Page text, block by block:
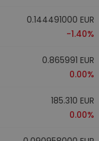
0.144491000 EUR
-1.40%
0.865991 EUR
0.00%
185.310 EUR
0.00%